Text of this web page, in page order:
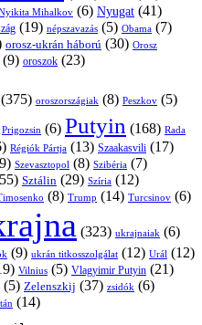
Mihalkov (6) Nyugat (41)
(19) népszavazás (5) Obama (7)
orosz-ukrán háború (30) Orosz
(9) oroszok (23)
(375) oroszországiak (8) Peszkov (5)
Prigozsin (6) Putyin (168) Rada
Régiók Pártja (13) Szaakasvili (17)
Szevasztopol (8) Szibéria (7)
Sztálin (29) Szíria (12)
(8) Trump (14) Turcsinov (6)
(323) ukrajnaiak (6)
(9) ukrán titkosszolgálat (12) Urál (12)
Vilnius (5) Vlagyimir Putyin (21)
(5) Zelenszkij (37) zsidók (6)
(14)